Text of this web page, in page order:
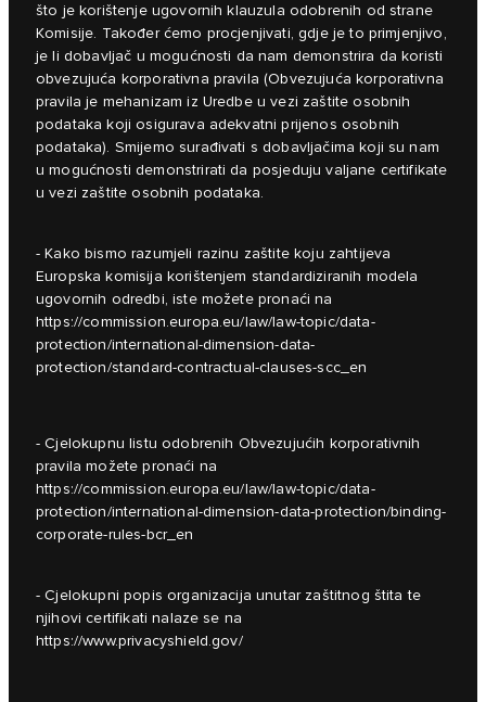
što je korištenje ugovornih klauzula odobrenih od strane
Komisije. Također ćemo procjenjivati, gdje je to primjenjivo,
je li dobavljač u mogućnosti da nam demonstrira da koristi
obvezujuća korporativna pravila (Obvezujuća korporativna
pravila je mehanizam iz Uredbe u vezi zaštite osobnih
podataka koji osigurava adekvatni prijenos osobnih
podataka). Smijemo surađivati s dobavljačima koji su nam
u mogućnosti demonstrirati da posjeduju valjane certifikate
u vezi zaštite osobnih podataka.
- Kako bismo razumjeli razinu zaštite koju zahtijeva
Europska komisija korištenjem standardiziranih modela
ugovornih odredbi, iste možete pronaći na
https://commission.europa.eu/law/law-topic/data-
protection/international-dimension-data-
protection/standard-contractual-clauses-scc_en
- Cjelokupnu listu odobrenih Obvezujućih korporativnih
pravila možete pronaći na
https://commission.europa.eu/law/law-topic/data-
protection/international-dimension-data-protection/binding-
corporate-rules-bcr_en
- Cjelokupni popis organizacija unutar zaštitnog štita te
njihovi certifikati nalaze se na
https://www.privacyshield.gov/